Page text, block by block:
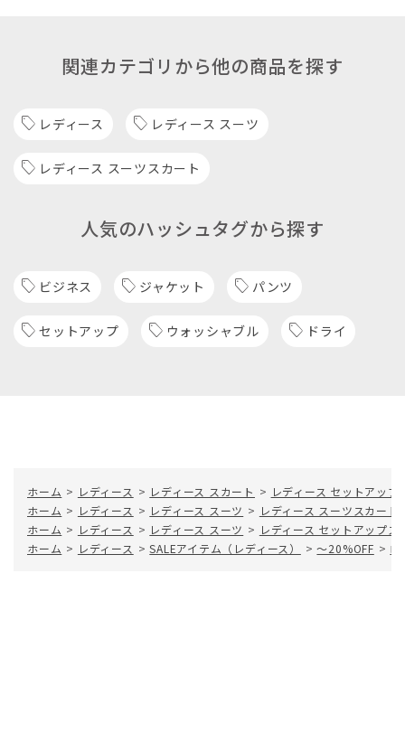
関連カテゴリから他の商品を探す
レディース レディース スーツ
レディース スーツスカート
人気のハッシュタグから探す
ビジネス ジャケット パンツ
セットアップ ウォッシャブル ドライ
ホーム > レディース > レディース スカート > レディース セットアッ
ホーム > レディース > レディース スーツ > レディース スーツスカート
ホーム > レディース > レディース スーツ > レディース セットアップス
ホーム > レディース > SALEアイテム（レディース） > ～20%OFF > ロ